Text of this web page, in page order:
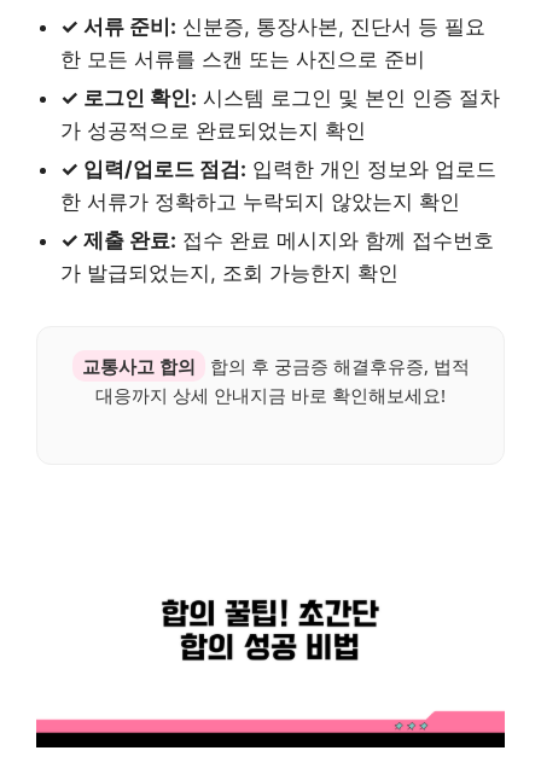
✓ 서류 준비: 신분증, 통장사본, 진단서 등 필요
한 모든 서류를 스캔 또는 사진으로 준비
✓ 로그인 확인: 시스템 로그인 및 본인 인증 절차
가 성공적으로 완료되었는지 확인
✓ 입력/업로드 점검: 입력한 개인 정보와 업로드
한 서류가 정확하고 누락되지 않았는지 확인
✓ 제출 완료: 접수 완료 메시지와 함께 접수번호
가 발급되었는지, 조회 가능한지 확인
교통사고 합의
합의 후 궁금증 해결후유증, 법적
대응까지 상세 안내지금 바로 확인해보세요!